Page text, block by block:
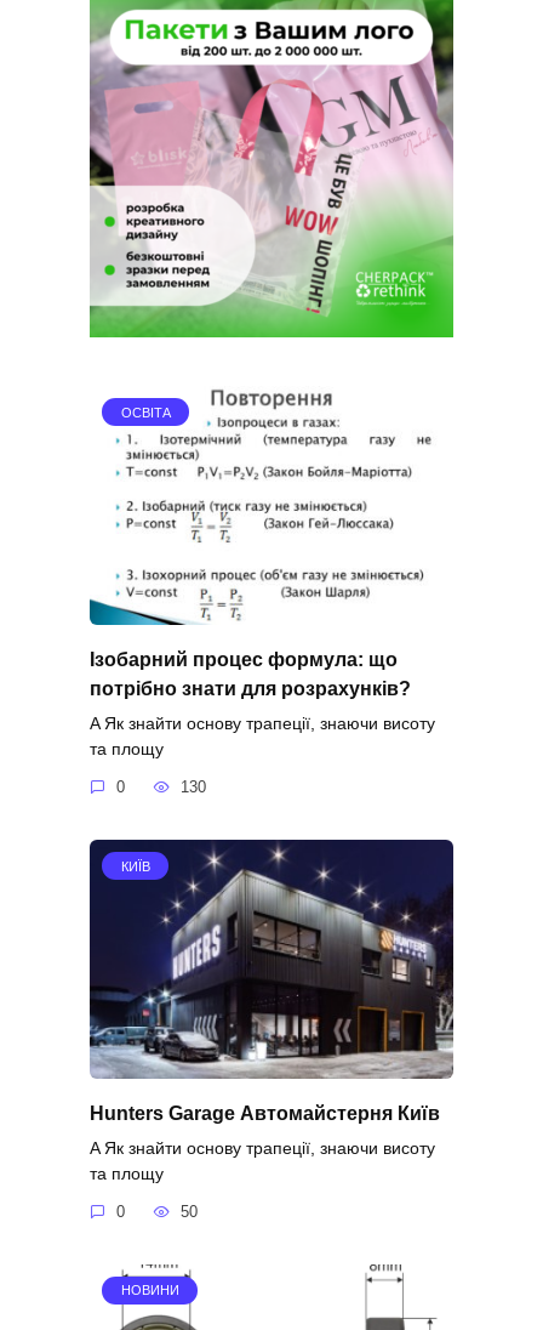
ОСВІТА
Ізобарний процес формула: що
потрібно знати для розрахунків?
A Як знайти основу трапеції, знаючи висоту
та площу
0 130
КИЇВ
Hunters Garage Автомайстерня Київ
A Як знайти основу трапеції, знаючи висоту
та площу
0 50
НОВИНИ